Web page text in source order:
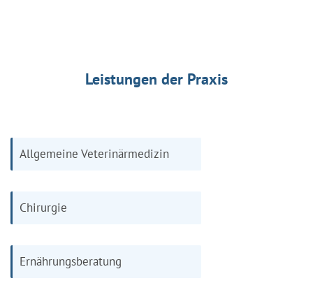
Leistungen der Praxis
Allgemeine Veterinärmedizin
Chirurgie
Ernährungsberatung